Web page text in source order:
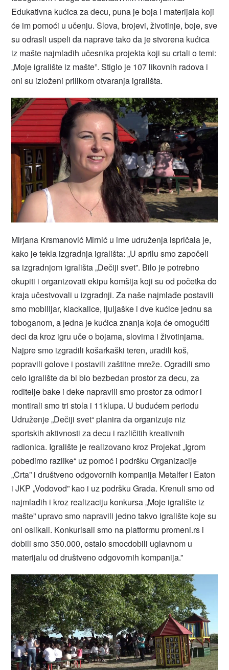
Edukativna kućica za decu, puna je boja i materijala koji
će im pomoći u učenju. Slova, brojevi, životinje, boje, sve
su odrasli uspeli da naprave tako da je stvorena kućica
iz mašte najmlađih učesnika projekta koji su crtali o temi:
„Moje igralište iz mašte”. Stiglo je 107 likovnih radova i
oni su izloženi prilikom otvaranja igrališta.
Mirjana Krsmanović Mirnić u ime udruženja ispričala je,
kako je tekla izgradnja igrališta: „U aprilu smo započeli
sa izgradnjom igrališta „Dečiji svet”. Bilo je potrebno
okupiti i organizovati ekipu komšija koji su od početka do
kraja učestvovali u izgradnji. Za naše najmlađe postavili
smo mobilijar, klackalice, ljuljaške i dve kućice jednu sa
toboganom, a jedna je kućica znanja koja će omogućiti
deci da kroz igru uče o bojama, slovima i životinjama.
Najpre smo izgradili košarkaški teren, uradili koš,
popravili golove i postavili zaštitne mreže. Ogradili smo
celo igralište da bi bio bezbedan prostor za decu, za
roditelje bake i deke napravili smo prostor za odmor i
montirali smo tri stola i 11klupa. U budućem periodu
Udruženje „Dečiji svet“ planira da organizuje niz
sportskih aktivnosti za decu i različitih kreativnih
radionica. Igralište je realizovano kroz Projekat „Igrom
pobedimo razlike“ uz pomoć i podršku Organizacije
„Crta” i društveno odgovornih kompanija Metalfer i Eaton
i JKP „Vodovod” kao i uz podršku Grada. Krenuli smo od
najmlađih i kroz realizaciju konkursa „Moje igralište iz
mašte” upravo smo napravili jedno takvo igralište koje su
oni oslikali. Konkurisali smo na platformu promeni.rs i
dobili smo 350.000, ostalo smocdobili uglavnom u
materijalu od društveno odgovornih kompanija.”